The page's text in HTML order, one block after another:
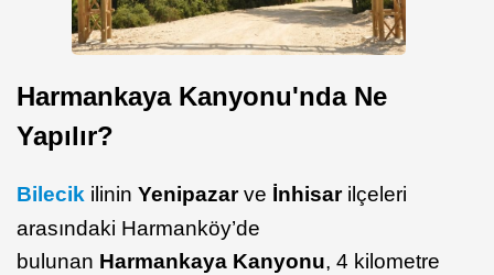
Harmankaya Kanyonu'nda Ne
Yapılır?
Bilecik ilinin Yenipazarve İnhisarilçeleri
arasındaki Harmanköy’de
bulunan Harmankaya Kanyonu, 4 kilometre